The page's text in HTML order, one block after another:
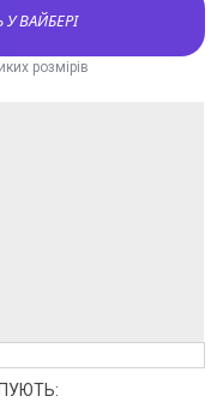
ВАЙБЕРІ
розмірів